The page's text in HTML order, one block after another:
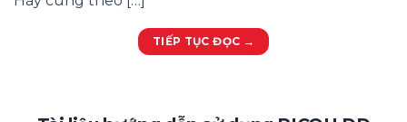
TIẾP TỤC ĐỌC →